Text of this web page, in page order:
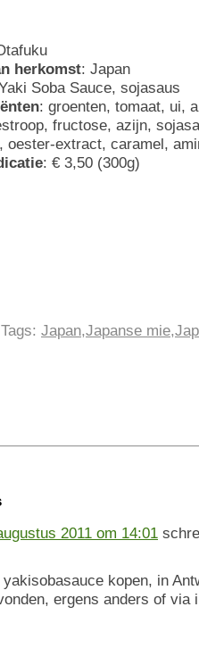
herkomst: Japan
Soba Sauce, sojasaus
: groenten, tomaat, ui,
fructose, azijn,
oester-extract, caramel,
: € 3,50 (300g)
Tags: Japan,Japanse mie,
2011 om 14:01
kopen, in
ergens anders of via